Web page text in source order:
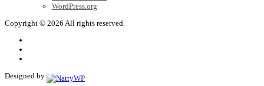
WordPress.org
Copyright © 2026 All rights reserved.
Designed by